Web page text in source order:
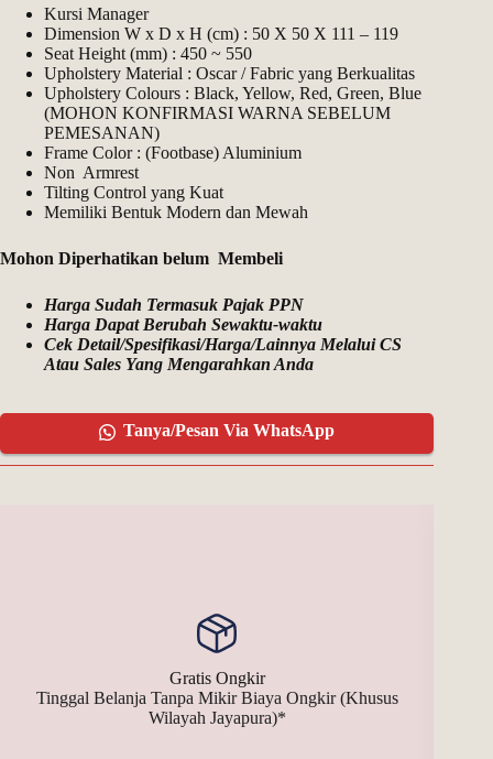
Kursi Manager
Dimension W x D x H (cm) : 50 X 50 X 111 – 119
Seat Height (mm) : 450 ~ 550
Upholstery Material : Oscar / Fabric yang Berkualitas
Upholstery Colours : Black, Yellow, Red, Green, Blue
(MOHON KONFIRMASI WARNA SEBELUM
PEMESANAN)
Frame Color : (Footbase) Aluminium
Non Armrest
Tilting Control yang Kuat
Memiliki Bentuk Modern dan Mewah
Mohon Diperhatikan belum Membeli
Harga Sudah Termasuk Pajak PPN
Harga Dapat Berubah Sewaktu-waktu
Cek Detail/Spesifikasi/Harga/Lainnya Melalui CS
Atau Sales Yang Mengarahkan Anda
Tanya/Pesan Via WhatsApp
Gratis Ongkir
Tinggal Belanja Tanpa Mikir Biaya Ongkir (Khusus
Wilayah Jayapura)*